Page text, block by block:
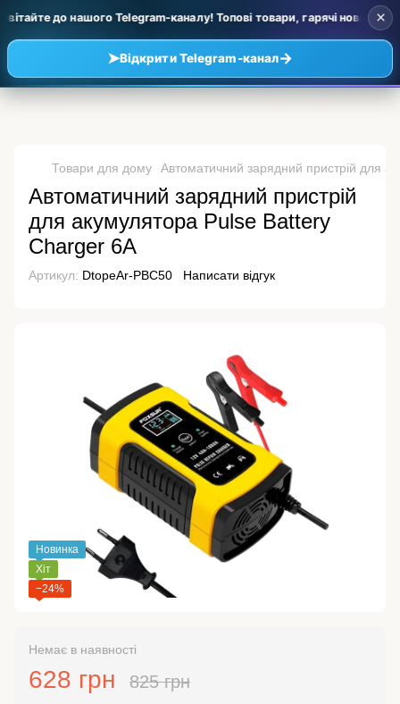
до нашого Telegram-каналу! Топові товари, гарячі новинки
➤Відкрити Telegram-канал→
×
Товари для дому Автоматичний зарядний пристрій для
Автоматичний зарядний пристрій
для акумулятора Pulse Battery
Charger 6A
Артикул: DtopeAr-PBC50 Написати відгук
Новинка
Хіт
−24%
Немає в наявності
628 грн 825 грн